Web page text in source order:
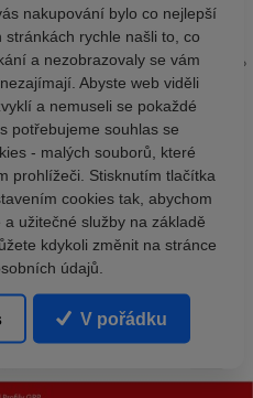
nakupování bylo co nejlepší
stránkách rychle našli to, co
a nezobrazovaly se vám
Abyste web viděli
a nemuseli se pokaždé
potřebujeme souhlas se
- malých souborů, které
prohlížeči. Stisknutím tlačítka
cookies tak, abychom
užitečné služby na základě
kdykoli změnit na stránce
údajů.
V pořádku